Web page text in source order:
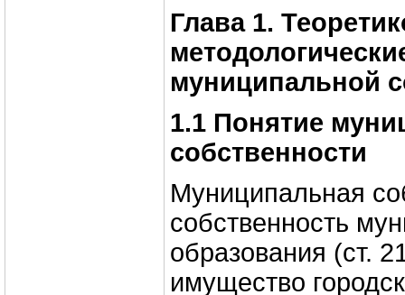
Глава 1.
муниципальной
1.1 Понятие
собственности
Муниципальная
собственность
образования (ст.
имущество